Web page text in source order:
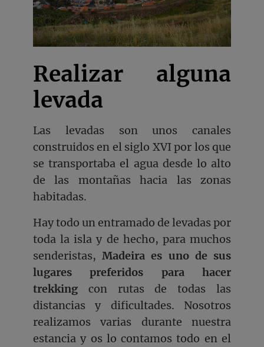
Realizar alguna
levada
Las levadas son unos canales
construidos en el siglo XVI por los que
se transportaba el agua desde lo alto
de las montañas hacia las zonas
habitadas.
Hay todo un entramado de levadas por
toda la isla y de hecho, para muchos
senderistas,Madeira es uno de sus
lugares preferidos para hacer
trekking con rutas de todas las
distancias y dificultades. Nosotros
realizamos varias durante nuestra
estancia y os lo contamos todo en el